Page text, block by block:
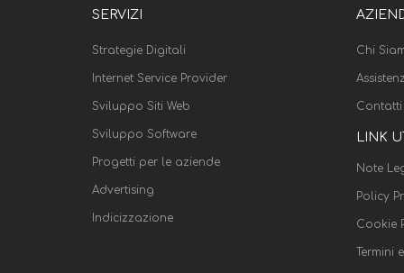
SERVIZI
Strategie Digitali
Internet Service Provider
Sviluppo Siti Web
Sviluppo Software
Progetti per le aziende
Advertising
Indicizzazione
Chi
Contatti
LINK
Note
Policy
Cookie
Termini